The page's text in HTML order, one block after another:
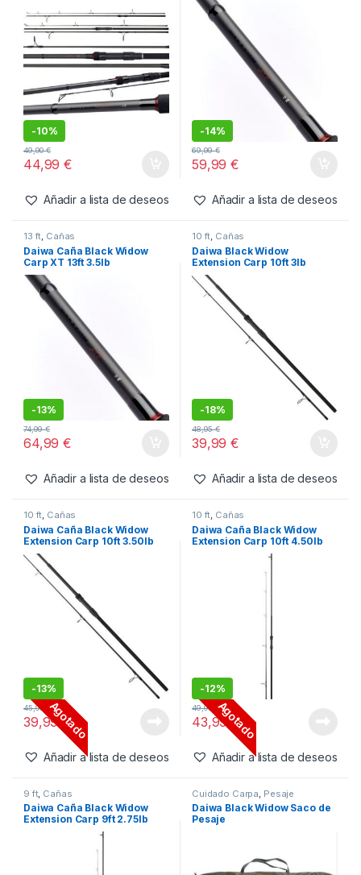
-10%
44,99€
49,90€
Añadir a lista de deseos
-14%
59,99€
69,99€
Añadir a lista de deseos
13 ft, Cañas
Daiwa Caña Black Widow
Carp XT 13ft 3.5lb
-13%
64,99€
74,99€
Añadir a lista de deseos
10 ft, Cañas
Daiwa Black Widow
Extension Carp 10ft 3lb
40mm
-18%
39,99€
48,95€
Añadir a lista de deseos
10 ft, Cañas
Daiwa Caña Black Widow
Extension Carp 10ft 3.50lb
-13%
Agotado
39,99€
45,95 €
Añadir a lista de deseos
10 ft, Cañas
Daiwa Caña Black Widow
Extension Carp 10ft 4.50lb
-12%
Agotado
43,99€
49,95 €
Añadir a lista de deseos
9 ft, Cañas
Daiwa Caña Black Widow
Extension Carp 9ft 2.75lb
Cuidado Carpa Pesaje
Daiwa Black Widow Saco de
Pesaje